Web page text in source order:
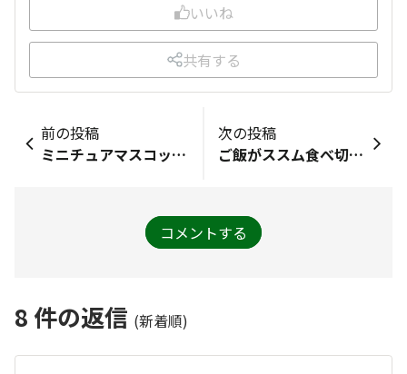
いいね
共有する
前の投稿
ミニチュアマスコットはどれが一番欲しいですか？
次の投稿
ご飯がススム食べ切り２パックの特長はなんでしょう？
コメントする
8 件の返信 (新着順)